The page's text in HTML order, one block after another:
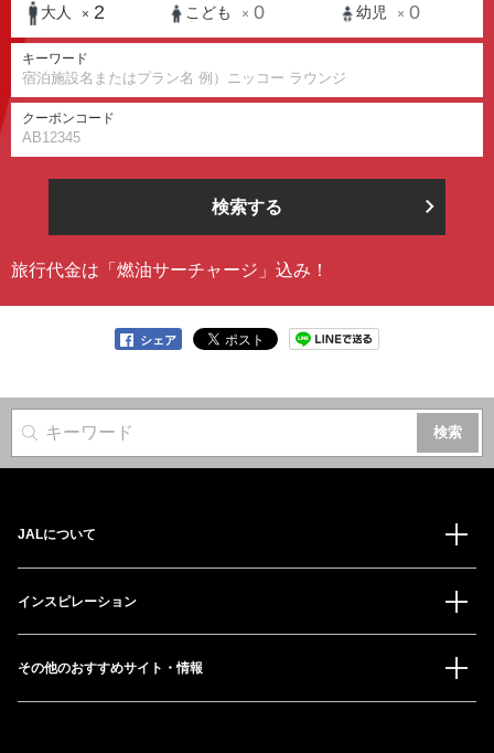
大人 × 2 こども × 0 幼児 × 0
キーワード
クーポンコード
検索する
旅行代金は「燃油サーチャージ」込み！
シェア
サイト内検索
JALについて
インスピレーション
その他のおすすめサイト・情報